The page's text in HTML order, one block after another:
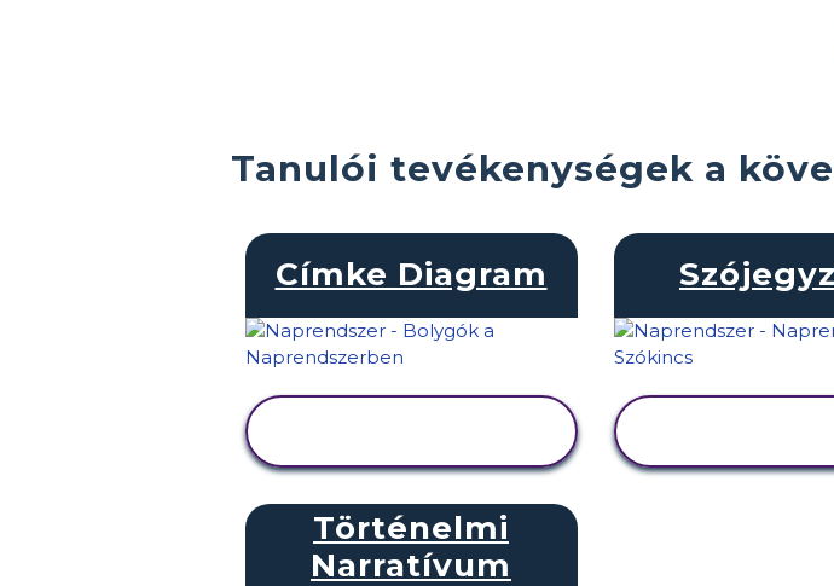
Tanulói tevékenységek a
Címke Diagram
Történelmi
Narratívum